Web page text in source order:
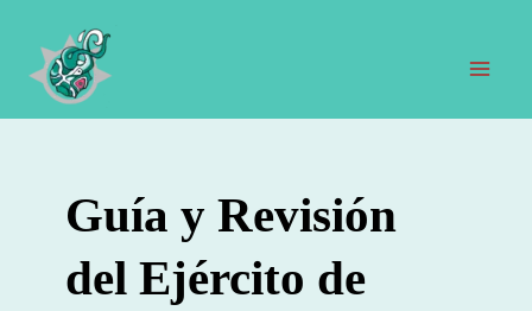
contenido
Guía y Revisión
del Ejército de